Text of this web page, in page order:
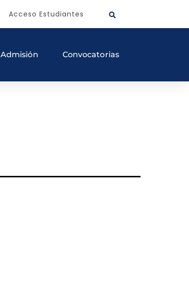
Acceso Estudiantes
Admisión Convocatorias